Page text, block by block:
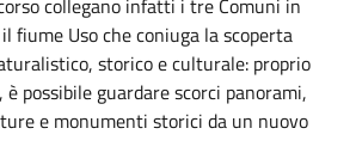
fiume Uso che coniuga la scoperta
storico e culturale: proprio
possibile guardare scorci panorami,
e monumenti storici da un nuovo